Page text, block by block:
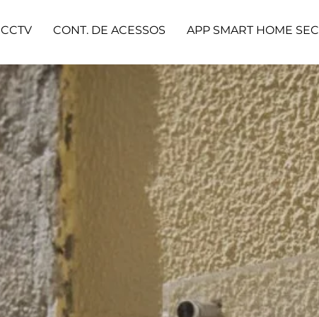
CCTV CONT. DE ACESSOS APP SMART HOME SEC